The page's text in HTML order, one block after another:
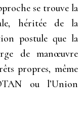
se trouve la
héritée de la
postule que la
de manœuvre
propres, même
ou l’Union